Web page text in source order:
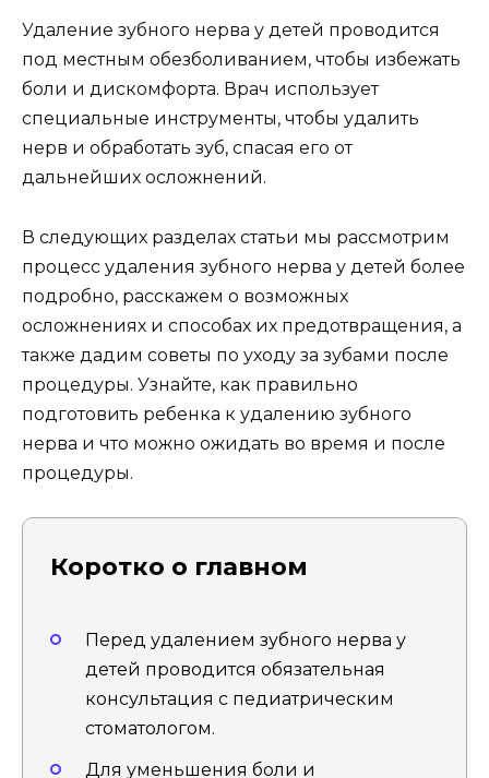
Удаление зубного нерва у детей проводится
под местным обезболиванием, чтобы избежать
боли и дискомфорта. Врач использует
специальные инструменты, чтобы удалить
нерв и обработать зуб, спасая его от
дальнейших осложнений.
В следующих разделах статьи мы рассмотрим
процесс удаления зубного нерва у детей более
подробно, расскажем о возможных
осложнениях и способах их предотвращения, а
также дадим советы по уходу за зубами после
процедуры. Узнайте, как правильно
подготовить ребенка к удалению зубного
нерва и что можно ожидать во время и после
процедуры.
Коротко о главном
Перед удалением зубного нерва у
детей проводится обязательная
консультация с педиатрическим
стоматологом.
Для уменьшения боли и